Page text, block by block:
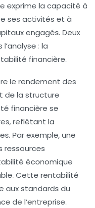
exprime la capacité à
ses activités et à
engagés. Deux
: la
financière.
le rendement des
de la structure
financière se
reflétant la
Par exemple, une
ressources
économique
Cette rentabilité
aux standards du
de l’entreprise.